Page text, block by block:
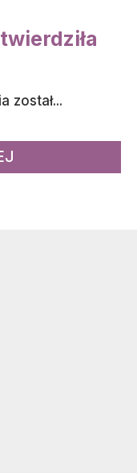
został...